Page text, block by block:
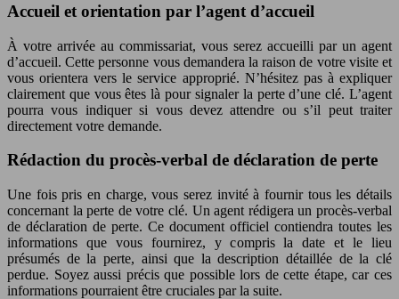
Accueil et orientation par l’agent d’accueil
À votre arrivée au commissariat, vous serez accueilli par un agent
d’accueil. Cette personne vous demandera la raison de votre visite et
vous orientera vers le service approprié. N’hésitez pas à expliquer
clairement que vous êtes là pour signaler la perte d’une clé. L’agent
pourra vous indiquer si vous devez attendre ou s’il peut traiter
directement votre demande.
Rédaction du procès-verbal de déclaration de perte
Une fois pris en charge, vous serez invité à fournir tous les détails
concernant la perte de votre clé. Un agent rédigera un procès-verbal
de déclaration de perte. Ce document officiel contiendra toutes les
informations que vous fournirez, y compris la date et le lieu
présumés de la perte, ainsi que la description détaillée de la clé
perdue. Soyez aussi précis que possible lors de cette étape, car ces
informations pourraient être cruciales par la suite.